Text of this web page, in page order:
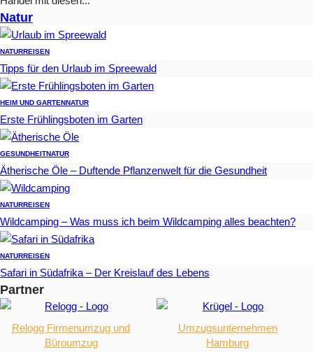
Natur
NATURREISEN
Tipps für den Urlaub im Spreewald
HEIM UND GARTENNATUR
Erste Frühlingsboten im Garten
GESUNDHEITNATUR
Ätherische Öle – Duftende Pflanzenwelt für die Gesundheit
NATURREISEN
Wildcamping – Was muss ich beim Wildcamping alles beachten?
NATURREISEN
Safari in Südafrika – Der Kreislauf des Lebens
Partner
Relogg Firmenumzug und
Büroumzug
Umzugsunternehmen
Hamburg